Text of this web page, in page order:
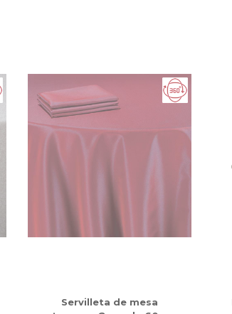
Servilleta de mesa